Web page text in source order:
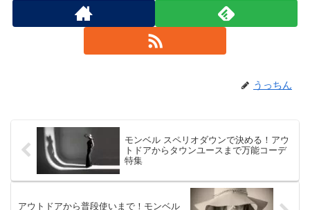
うっちん
モンベル スペリオダウンで決める！アウ
トドアからタウンユースまで万能コーデ
特集
アウトドアから普段使いまで！モンベル